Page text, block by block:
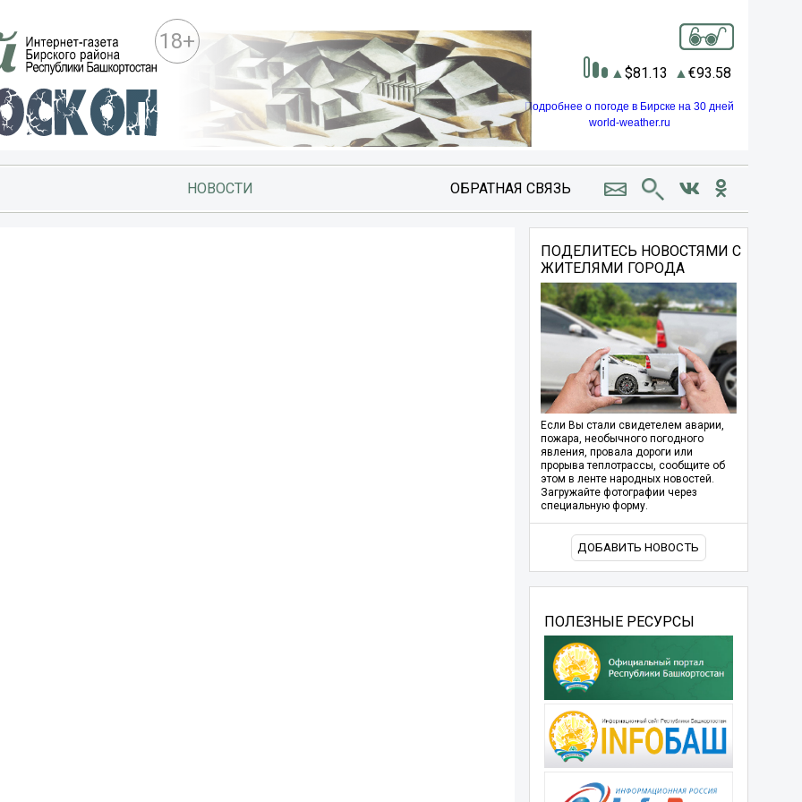
18+
81.13 93.58
Подробнее о погоде в Бирске на 30 дней
world-weather.ru
НОВОСТИ ОБРАТНАЯ СВЯЗЬ
ПОДЕЛИТЕСЬ НОВОСТЯМИ С
ЖИТЕЛЯМИ ГОРОДА
Если Вы стали свидетелем аварии,
пожара, необычного погодного
явления, провала дороги или
прорыва теплотрассы, сообщите об
этом в ленте народных новостей.
Загружайте фотографии через
специальную форму.
ДОБАВИТЬ НОВОСТЬ
ПОЛЕЗНЫЕ РЕСУРСЫ